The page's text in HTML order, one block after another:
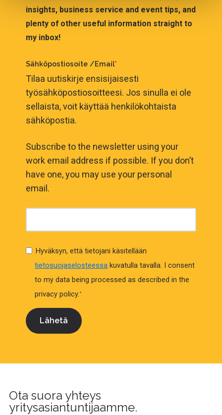
insights, business service and event tips, and
plenty of other useful information straight to
my inbox!
Sähköpostiosoite /Email*
Tilaa uutiskirje ensisijaisesti
työsähköpostiosoitteesi. Jos sinulla ei ole
sellaista, voit käyttää henkilökohtaista
sähköpostia.
Subscribe to the newsletter using your
work email address if possible. If you don’t
have one, you may use your personal
email.
Hyväksyn, että tietojani käsitellään
tietosuojaselosteessa kuvatulla tavalla.
I consent
to my data being processed as described in the
privacy policy.*
Ota suora yhteys
yritysasiantuntijaamme.